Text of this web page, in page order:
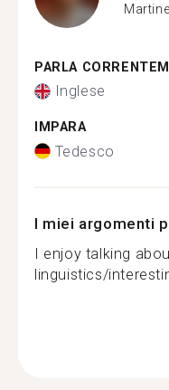
PARLA
Inglese
IMPARA
Tedesco
I miei argomenti
I enjoy talking
linguistics/